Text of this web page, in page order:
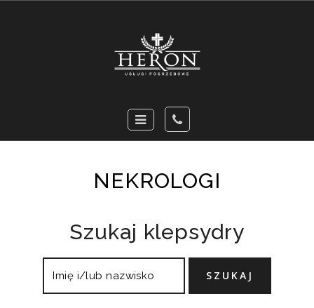
NEKROLOGI
Szukaj klepsydry